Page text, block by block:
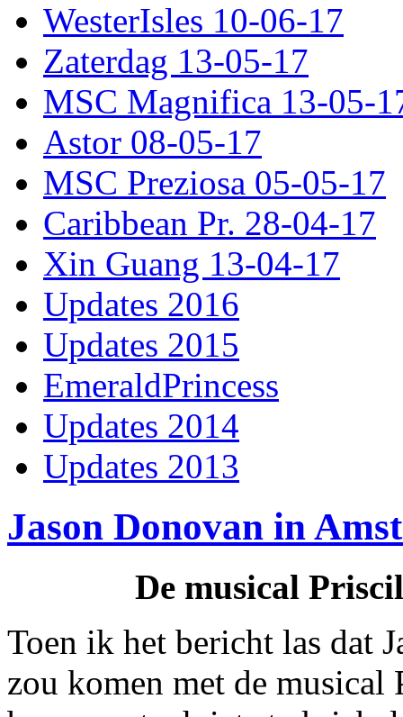
WesterIsles 10-06-17
Zaterdag 13-05-17
MSC Magnifica 13-05-
Astor 08-05-17
MSC Preziosa 05-05-17
Caribbean Pr. 28-04-17
Xin Guang 13-04-17
Updates 2016
Updates 2015
EmeraldPrincess
Updates 2014
Updates 2013
Jason Donovan in
De musical
Toen ik het bericht las dat
zou komen met de musical